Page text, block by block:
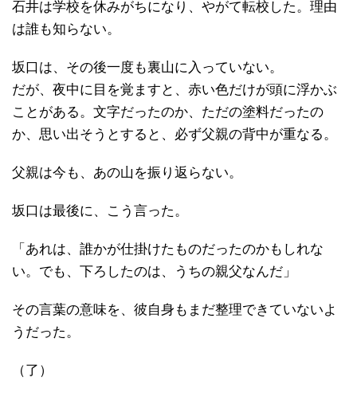
石井は学校を休みがちになり、やがて転校した。理由
は誰も知らない。
坂口は、その後一度も裏山に入っていない。
だが、夜中に目を覚ますと、赤い色だけが頭に浮かぶ
ことがある。文字だったのか、ただの塗料だったの
か、思い出そうとすると、必ず父親の背中が重なる。
父親は今も、あの山を振り返らない。
坂口は最後に、こう言った。
「あれは、誰かが仕掛けたものだったのかもしれな
い。でも、下ろしたのは、うちの親父なんだ」
その言葉の意味を、彼自身もまだ整理できていないよ
うだった。
（了）